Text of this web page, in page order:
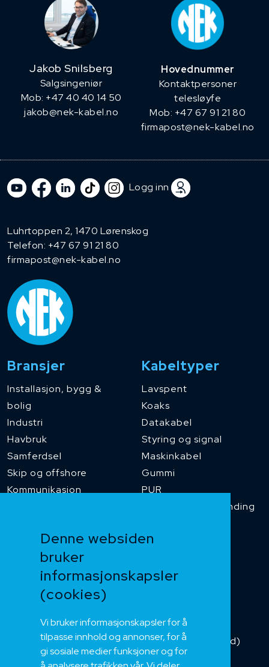
Denne websiden
bruker
informasjonskapsler
(cookies)
Vi bruker informasjonskapsler for å
tilpasse innhold og annonser, for å
gi sosiale medier funksjoner og for
Jakob Snilsberg
​Salgsingeniør
Mob: +47 40 40 14 50
jakob@nek-kabel.no
Hovednummer
Kontaktpersoner
telesløyfe
Mob: +47 67 91 21 80
firmapost@nek-kabel.no
Logg inn
Luhrtoppen 2, 1470 Lørenskog
Telefon: +47 67 91 21 80
firmapost@nek-kabel.no
Bransjer
Installasjon, bygg &
bolig
Industri
Havbruk
Samferdsel
Skip og offshore
Kommunikasjon
Kabeltyper
Lavspent
Koaks
Datakabel
Styring og signal
Maskinkabel
Gummi
PUR
Temperaturbestanding
Heis og kran
Kategorikabel
Installasjonskabel
Kombikabel (Hybrid)
DNV sertifisert